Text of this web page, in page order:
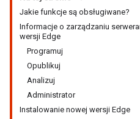
Jakie funkcje są obsługiwane?
Informacje o zarządzaniu
wersji Edge
Programuj
Opublikuj
Analizuj
Administrator
Instalowanie nowej wersji Edge